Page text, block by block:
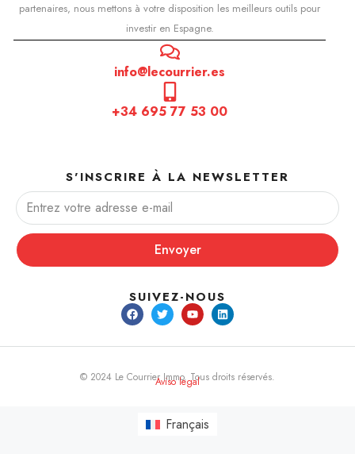
partenaires, nous mettons à votre disposition les meilleurs outils pour
investir en Espagne.
info@lecourrier.es
+34 695 77 53 00
S'INSCRIRE À LA NEWSLETTER
Envoyer
SUIVEZ-NOUS
© 2024 Le Courrier Immo. Tous droits réservés.
Aviso legal
Français